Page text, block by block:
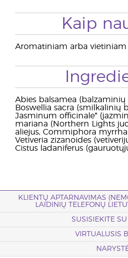
Kaip
Aromatiniam arba vietiniam
Abies balsamea (balzaminių
Boswellia sacra (smilkalinių
Jasminum officinale*
mariana (Northern Lights
aliejus, Commiphora
Vetiveria zizanoides
Cistus ladaniferus
KLIENTŲ APTARNAVIMAS
LAIDINIŲ TELEFONŲ
SUSISIEKITE
VIRTUALUSIS